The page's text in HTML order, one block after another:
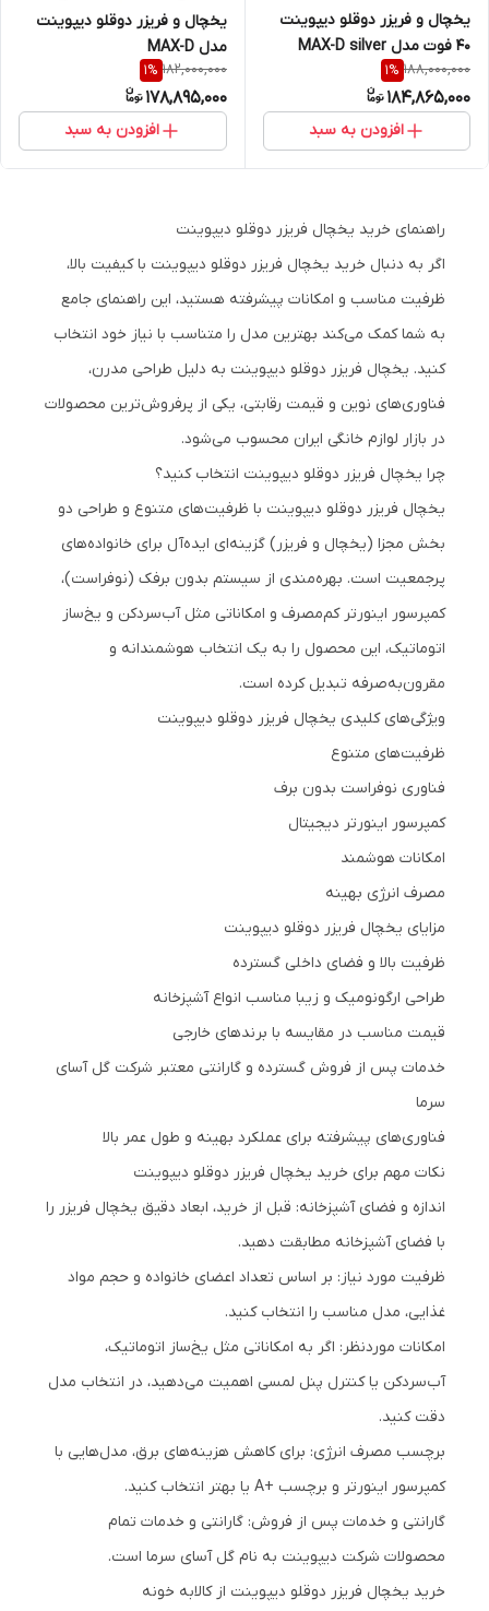
یخچال و فریزر دوقلو دیپوینت
40 فوت مدل MAX-D silver
188,000,000
1%
184,865,000
افزودن به سبد
یخچال و فریزر دوقلو دیپوینت
مدل MAX-D
182,000,000
1%
178,895,000
افزودن به سبد
راهنمای خرید یخچال فریزر دوقلو دیپوینت
اگر به دنبال خرید یخچال فریزر دوقلو دیپوینت با کیفیت بالا،
ظرفیت مناسب و امکانات پیشرفته هستید، این راهنمای جامع
به شما کمک می‌کند بهترین مدل را متناسب با نیاز خود انتخاب
کنید. یخچال فریزر دوقلو دیپوینت به دلیل طراحی مدرن،
فناوری‌های نوین و قیمت رقابتی، یکی از پرفروش‌ترین محصولات
در بازار لوازم خانگی ایران محسوب می‌شود.
چرا یخچال فریزر دوقلو دیپوینت انتخاب کنید؟
یخچال فریزر دوقلو دیپوینت با ظرفیت‌های متنوع و طراحی دو
بخش مجزا (یخچال و فریزر) گزینه‌ای ایده‌آل برای خانواده‌های
پرجمعیت است. بهره‌مندی از سیستم بدون برفک (نوفراست)،
کمپرسور اینورتر کم‌مصرف و امکاناتی مثل آب‌سردکن و یخ‌ساز
اتوماتیک، این محصول را به یک انتخاب هوشمندانه و
مقرون‌به‌صرفه تبدیل کرده است.
ویژگی‌های کلیدی یخچال فریزر دوقلو دیپوینت
ظرفیت‌های متنوع
فناوری نوفراست بدون برف
کمپرسور اینورتر دیجیتال
امکانات هوشمند
مصرف انرژی بهینه
مزایای یخچال فریزر دوقلو دیپوینت
ظرفیت بالا و فضای داخلی گسترده
طراحی ارگونومیک و زیبا مناسب انواع آشپزخانه
قیمت مناسب در مقایسه با برندهای خارجی
خدمات پس از فروش گسترده و گارانتی معتبر شرکت گل آسای
سرما
فناوری‌های پیشرفته برای عملکرد بهینه و طول عمر بالا
نکات مهم برای خرید یخچال فریزر دوقلو دیپوینت
اندازه و فضای آشپزخانه: قبل از خرید، ابعاد دقیق یخچال فریزر را
با فضای آشپزخانه مطابقت دهید.
ظرفیت مورد نیاز: بر اساس تعداد اعضای خانواده و حجم مواد
غذایی، مدل مناسب را انتخاب کنید.
امکانات موردنظر: اگر به امکاناتی مثل یخ‌ساز اتوماتیک،
آب‌سردکن یا کنترل پنل لمسی اهمیت می‌دهید، در انتخاب مدل
دقت کنید.
برچسب مصرف انرژی: برای کاهش هزینه‌های برق، مدل‌هایی با
کمپرسور اینورتر و برچسب +A یا بهتر انتخاب کنید.
گارانتی و خدمات پس از فروش: گارانتی و خدمات تمام
محصولات شرکت دیپوینت به نام گل آسای سرما است.
خرید یخچال فریزر دوقلو دیپوینت از کالابه خونه